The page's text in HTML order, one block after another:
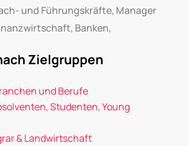
und Führungskräfte, Manager
Banken,
Zielgruppen
und Berufe
Studenten, Young
& Landwirtschaft